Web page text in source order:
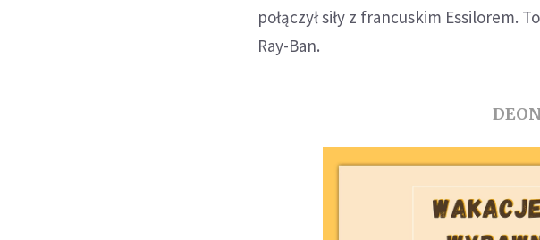
połączył siły z francuskim Essilorem.
Ray-Ban.